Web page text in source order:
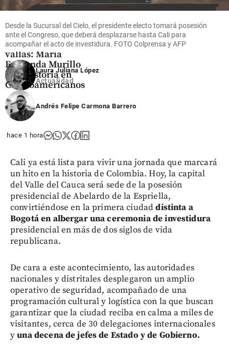
Deportes
De reina del salto
alto a dueña de las
vallas: María
Fernanda Murillo
hizo historia en
Centroamericanos
share
Desde la Sucursal del Cielo, el presidente electo tomará posesión
ante el Congreso, que deberá desplazarse hasta Cali para
acompañar el acto de investidura. FOTO Colprensa y AFP
Laura Juliana López
Actualidad
Andrés Felipe Carmona Barrero
hace 1 hora
Cali ya está lista para vivir una jornada que marcará
un hito en la historia de Colombia. Hoy, la capital
del Valle del Cauca será sede de la posesión
presidencial de Abelardo de la Espriella,
convirtiéndose en la primera ciudaddistinta a
Bogotá en albergar una ceremonia de investidura
presidencial en más de dos siglos de vida
republicana.
De cara a este acontecimiento, las autoridades
nacionales y distritales desplegaron un amplio
operativo de seguridad, acompañado de una
programación cultural y logística con la que buscan
garantizar que la ciudad reciba en calma a miles de
visitantes, cerca de 30 delegaciones internacionales
yuna decena de jefes de Estado y de Gobierno.